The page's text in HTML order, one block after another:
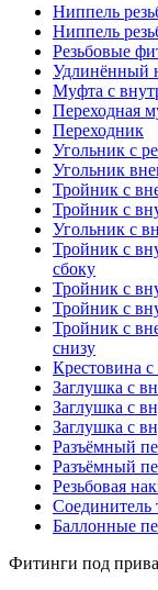
Ниппель
Ниппель
Резьбовые
Удлинённый
Муфта с
Переходная
Переходник
Угольник с
Угольник
Тройник с
Тройник с
Угольник с
Тройник с
сбоку
Тройник с
Тройник с
Тройник с
снизу
Крестовина с
Заглушка с
Заглушка с
Заглушка с
Разъёмный
Разъёмный
Резьбовая
Соединитель
Баллонные
Фитинги под